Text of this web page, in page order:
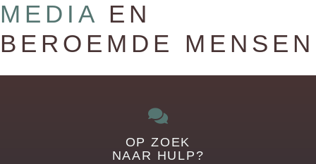
MEDIA EN
BEROEMDE MENSEN
OP ZOEK
NAAR HULP?